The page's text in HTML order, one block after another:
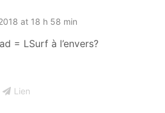
at 18 h 58 min
= LSurf à l’envers?
Lien